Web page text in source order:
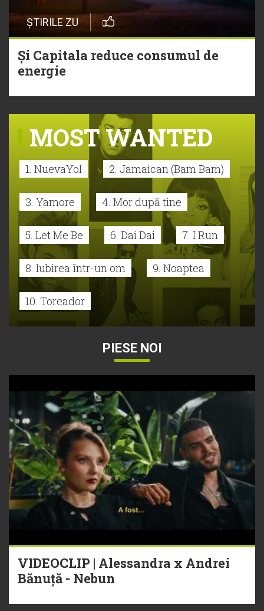
ȘTIRILE ZU
Și Capitala reduce consumul de
energie
MOST WANTED
1. NuevaYol 2. Jamaican (Bam Bam)
3. Yamore 4. Mor după tine
5. Let Me Be 6. Dai Dai 7. I Run
8. Iubirea într-un om 9. Noaptea
10. Toreador
PIESE NOI
VIDEOCLIP | Alessandra x Andrei
Bănuță - Nebun